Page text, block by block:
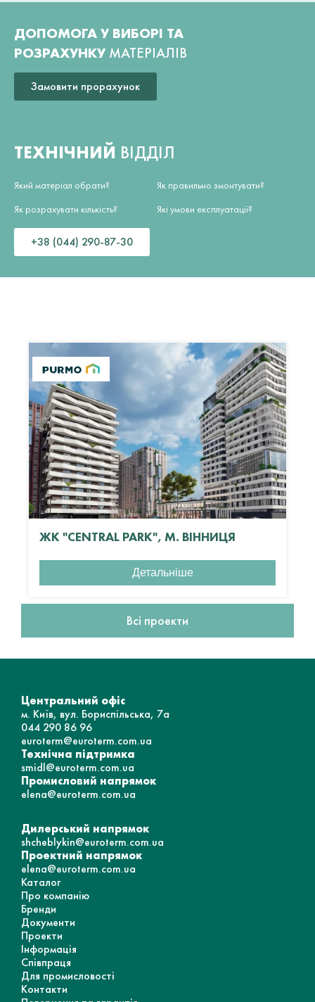
ДОПОМОГА У ВИБОРІ ТА
РОЗРАХУНКУ МАТЕРІАЛІВ
Замовити прорахунок
ТЕХНІЧНИЙ ВІДДІЛ
Який матеріал обрати?
Як розрахувати кількість?
Як правильно змонтувати?
Які умови експлуатації?
+38 (044) 290-87-30
ЖК "CENTRAL PARK", М. ВІННИЦЯ
Детальніше
Всі проекти
Центральний офіс
м. Київ, вул. Бориспільська, 7а
044 290 86 96
euroterm@euroterm.com.ua
Технічна підтримка
smidl@euroterm.com.ua
Промисловий напрямок
elena@euroterm.com.ua
Дилерський напрямок
shcheblykin@euroterm.com.ua
Проектний напрямок
elena@euroterm.com.ua
Каталог
Про компанію
Бренди
Документи
Проекти
Інформація
Співпраця
Для промисловості
Контакти